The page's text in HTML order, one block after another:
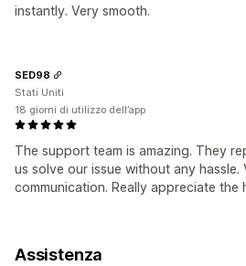
instantly. Very smooth.
The support team is amazing. They
us solve our issue without any
communication. Really appreciate the
SED98
Stati Uniti
18 giorni di utilizzo dell’app
Assistenza